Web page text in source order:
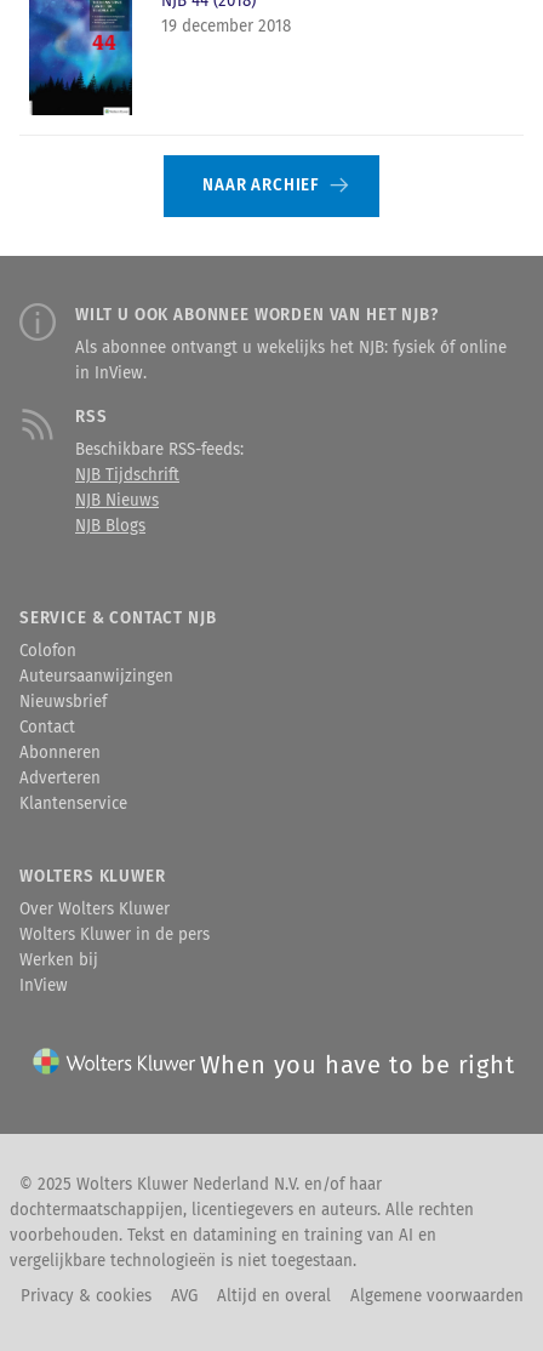
19 december 2018
NAAR ARCHIEF
WILT U OOK ABONNEE WORDEN VAN HET NJB?
Als abonnee ontvangt u wekelijks het NJB: fysiek óf online
in InView.
RSS
Beschikbare RSS-feeds:
NJB Tijdschrift
NJB Nieuws
NJB Blogs
SERVICE & CONTACT NJB
Colofon
Auteursaanwijzingen
Nieuwsbrief
Contact
Abonneren
Adverteren
Klantenservice
WOLTERS KLUWER
Over Wolters Kluwer
Wolters Kluwer in de pers
Werken bij
InView
When you have to be right
© 2025 Wolters Kluwer Nederland N.V. en/of haar
dochtermaatschappijen, licentiegevers en auteurs. Alle rechten
voorbehouden. Tekst en datamining en training van AI en
vergelijkbare technologieën is niet toegestaan.
Privacy & cookies
AVG Altijd en overal Algemene voorwaarden